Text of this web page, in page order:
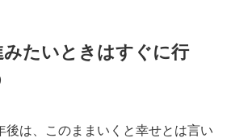
みたいときはすぐに行
後は、このままいくと幸せとは言い